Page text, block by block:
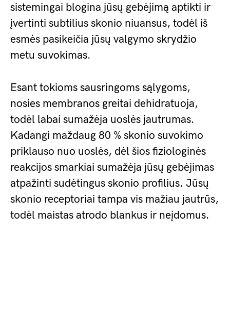
sistemingai blogina jūsų gebėjimą aptikti ir
įvertinti subtilius skonio niuansus, todėl iš
esmės pasikeičia jūsų valgymo skrydžio
metu suvokimas.
Esant tokioms sausringoms sąlygoms,
nosies membranos greitai dehidratuoja,
todėl labai sumažėja uoslės jautrumas.
Kadangi maždaug 80 % skonio suvokimo
priklauso nuo uoslės, dėl šios fiziologinės
reakcijos smarkiai sumažėja jūsų gebėjimas
atpažinti sudėtingus skonio profilius. Jūsų
skonio receptoriai tampa vis mažiau jautrūs,
todėl maistas atrodo blankus ir neįdomus.